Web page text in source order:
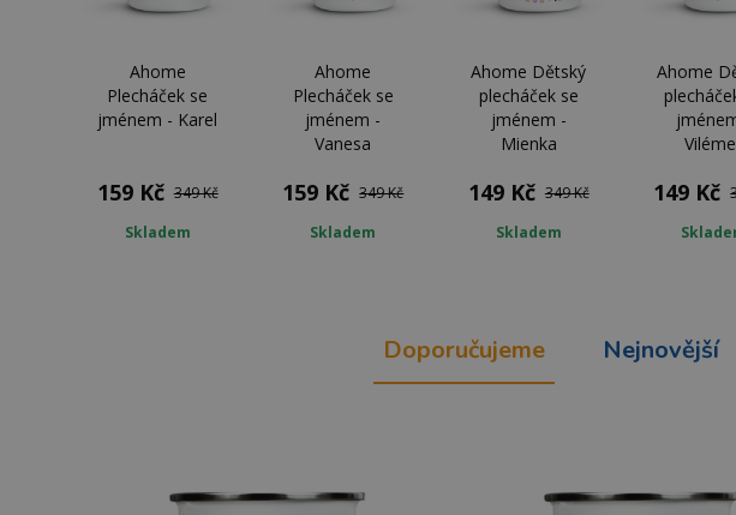
Ahome
Plecháček se
jménem - Karel
159 Kč 349 Kč
Skladem
Ahome
Plecháček se
jménem -
Vanesa
159 Kč 349 Kč
Skladem
Ahome Dětský
plecháček se
jménem -
Mienka
149 Kč 349 Kč
Skladem
Ahome
149 Kč
Doporučujeme Nejnovější